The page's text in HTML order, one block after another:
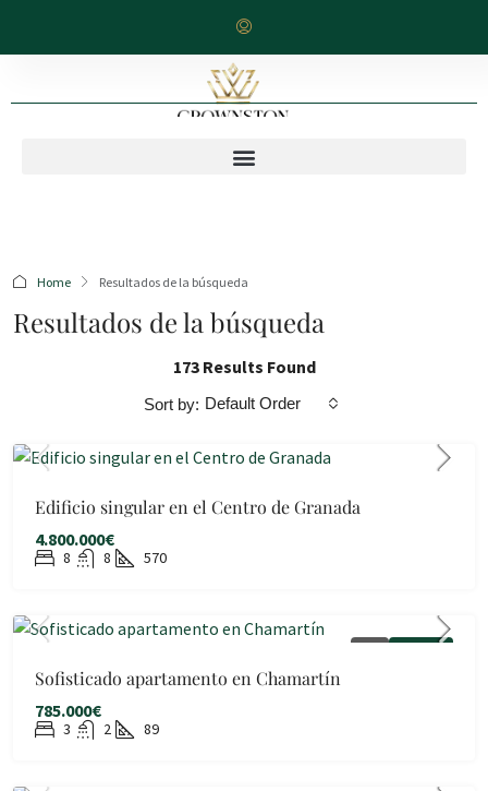
Home Resultados de la búsqueda
Resultados de la búsqueda
173 Results Found
Sort by: Default Order
Edificio singular en el Centro de Granada
4.800.000€
8 8 570
VENTA DISPONIBLE
Sofisticado apartamento en Chamartín
785.000€
3 2 89